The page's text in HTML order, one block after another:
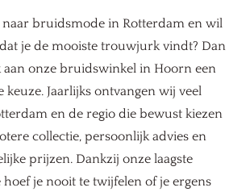
naar bruidsmode in Rotterdam en wil
je de mooiste trouwjurk vindt? Dan
aan onze bruidswinkel in Hoorn een
keuze. Jaarlijks ontvangen wij veel
en de regio die bewust kiezen
collectie, persoonlijk advies en
prijzen. Dankzij onze laagste
je nooit te twijfelen of je ergens